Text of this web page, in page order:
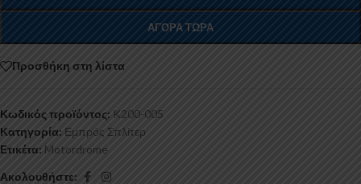
ΑΓΟΡΆ ΤΏΡΑ
Προσθήκη στη λίστα
Κωδικός προϊόντος: K200-005
Κατηγορία: Εμπρός Σπλίτερ
Ετικέτα: Motordrome
Ακολουθήστε: